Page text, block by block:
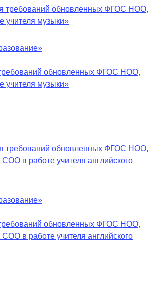
обновленных ФГОС НОО,
музыки»
обновленных ФГОС НОО,
в работе учителя английского